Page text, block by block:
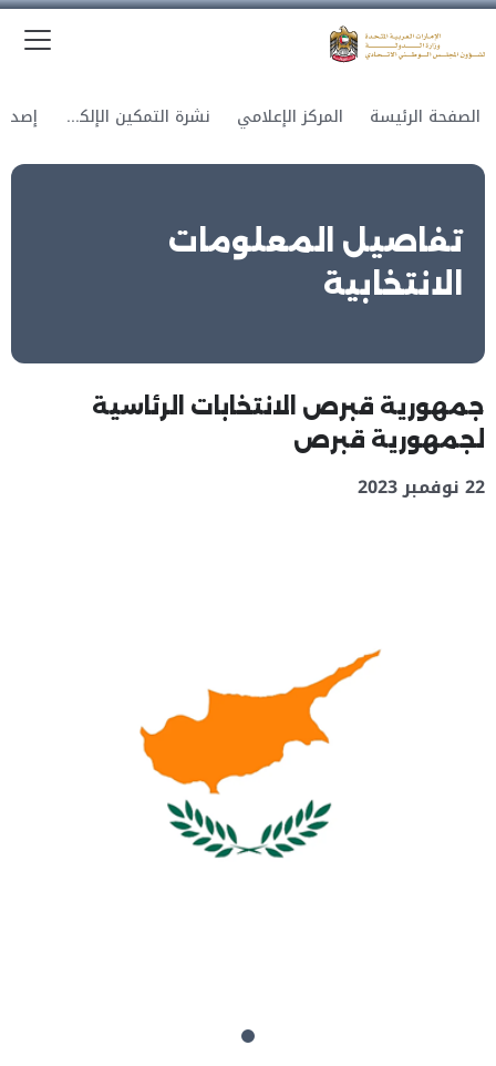
الصفحة الرئيسة المركز الإعلامي نشرة التمكين الإلكترونية
تفاصيل المعلومات
الانتخابية
جمهورية قبرص الانتخابات الرئاسية
لجمهورية قبرص
22 نوفمبر 2023